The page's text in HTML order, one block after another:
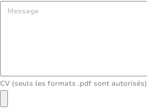
CV (seuls les formats .pdf sont autorisés)